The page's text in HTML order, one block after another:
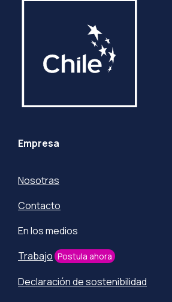
Empresa
Nosotras
Contacto
En los medios
Trabajo Postula ahora
Declaración de sostenibilidad